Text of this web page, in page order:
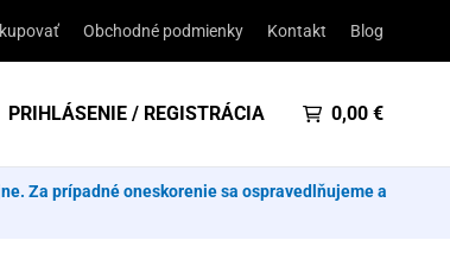
Obchodné podmienky Kontakt Blog
PRIHLÁSENIE / REGISTRÁCIA 0,00 €
Za prípadné oneskorenie sa ospravedlňujeme a